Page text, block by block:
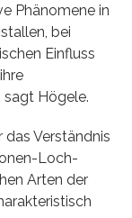
Phänomene in
bei
Einfluss
sagt Högele.
Verständnis
Loch-
Arten der